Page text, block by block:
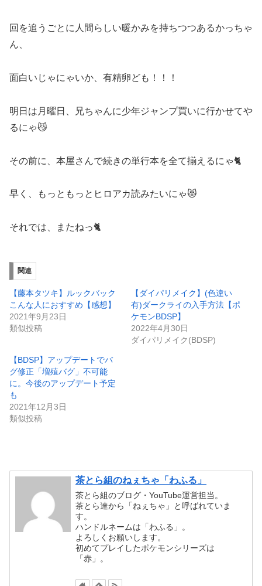
回を追うごとに人間らしい暖かみを持ちつつあるかっちゃ
ん、
面白いじゃにゃいか、有精卵ども！！！
明日は月曜日、兄ちゃんに少年ジャンプ買いに行かせてや
るにゃ😼
その前に、本屋さんで続きの単行本を全て揃えるにゃ🐈️
早く、もっともっとヒロアカ読みたいにゃ😻
それでは、またねっ🐈️
関連
【藤本タツキ】ルックバック
こんな人におすすめ【感想】
2021年9月23日
類似投稿
【ダイパリメイク】(色違い
有)ダークライの入手方法【ポ
ケモンBDSP】
2022年4月30日
ダイパリメイク(BDSP)
【BDSP】アップデートでバ
グ修正「増殖バグ」不可能
に。今後のアップデート予定
も
2021年12月3日
類似投稿
茶とら組のねぇちゃ「わふる」
茶とら組のブログ・YouTube運営担当。
茶とら達から「ねぇちゃ」と呼ばれていま
す。
ハンドルネームは「わふる」。
よろしくお願いします。
初めてプレイしたポケモンシリーズは
「赤」。